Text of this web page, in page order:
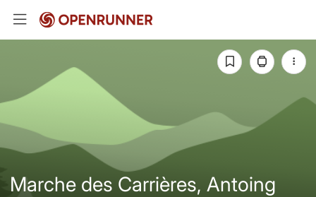
Marche des Carrières, Antoing